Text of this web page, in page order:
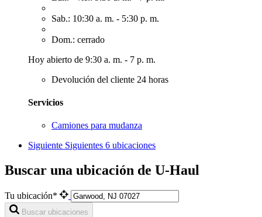
Sab.: 10:30 a. m. - 5:30 p. m.
Dom.: cerrado
Hoy abierto de 9:30 a. m. - 7 p. m.
Devolución del cliente 24 horas
Servicios
Camiones para mudanza
Siguiente Siguientes 6 ubicaciones
Buscar una ubicación de U-Haul
Tu ubicación*
Buscar ubicaciones